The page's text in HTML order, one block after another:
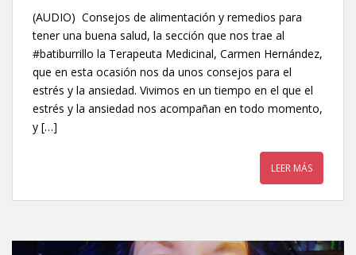
(AUDIO) Consejos de alimentación y remedios para
tener una buena salud, la sección que nos trae al
#batiburrillo la Terapeuta Medicinal, Carmen Hernández,
que en esta ocasión nos da unos consejos para el
estrés y la ansiedad. Vivimos en un tiempo en el que el
estrés y la ansiedad nos acompañan en todo momento,
y […]
LEER MÁS